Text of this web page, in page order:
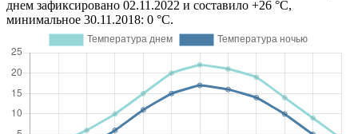
днем зафиксировано 02.11.2022 и составило +26 °C,
минимальное 30.11.2018: 0 °C.